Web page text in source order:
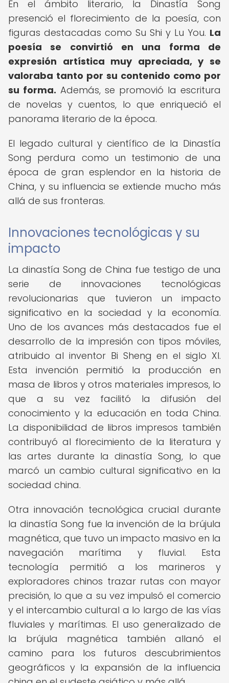
En el ámbito literario, la Dinastía Song
presenció el florecimiento de la poesía, con
figuras destacadas como Su Shi y Lu You. La
poesía se convirtió en una forma de
expresión artística muy apreciada, y se
valoraba tanto por su contenido como por
su forma. Además, se promovió la escritura
de novelas y cuentos, lo que enriqueció el
panorama literario de la época.
El legado cultural y científico de la Dinastía
Song perdura como un testimonio de una
época de gran esplendor en la historia de
China, y su influencia se extiende mucho más
allá de sus fronteras.
Innovaciones tecnológicas y su
impacto
La dinastía Song de China fue testigo de una
serie de innovaciones tecnológicas
revolucionarias que tuvieron un impacto
significativo en la sociedad y la economía.
Uno de los avances más destacados fue el
desarrollo de la impresión con tipos móviles,
atribuido al inventor Bi Sheng en el siglo XI.
Esta invención permitió la producción en
masa de libros y otros materiales impresos, lo
que a su vez facilitó la difusión del
conocimiento y la educación en toda China.
La disponibilidad de libros impresos también
contribuyó al florecimiento de la literatura y
las artes durante la dinastía Song, lo que
marcó un cambio cultural significativo en la
sociedad china.
Otra innovación tecnológica crucial durante
la dinastía Song fue la invención de la brújula
magnética, que tuvo un impacto masivo en la
navegación marítima y fluvial. Esta
tecnología permitió a los marineros y
exploradores chinos trazar rutas con mayor
precisión, lo que a su vez impulsó el comercio
y el intercambio cultural a lo largo de las vías
fluviales y marítimas. El uso generalizado de
la brújula magnética también allanó el
camino para los futuros descubrimientos
geográficos y la expansión de la influencia